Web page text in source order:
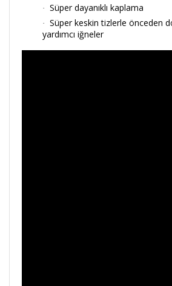
· Süper dayanıklı kaplama
·
Süper keskin tizlerle önceden
yardımcı iğneler